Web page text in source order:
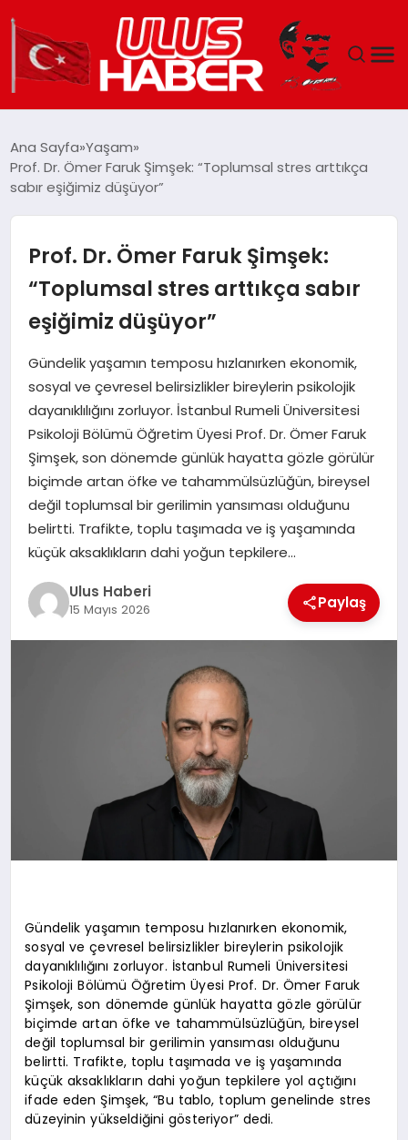
DÜNYA
TEKNOLOJI
EĞITIM
MAGAZIN
SPOR
YAŞAM
Ana Sayfa Yaşam
Prof. Dr. Ömer Faruk Şimşek: “Toplumsal stres arttıkça
sabır eşiğimiz düşüyor”
Prof. Dr. Ömer Faruk Şimşek:
“Toplumsal stres arttıkça sabır
eşiğimiz düşüyor”
Gündelik yaşamın temposu hızlanırken ekonomik,
sosyal ve çevresel belirsizlikler bireylerin psikolojik
dayanıklılığını zorluyor. İstanbul Rumeli Üniversitesi
Psikoloji Bölümü Öğretim Üyesi Prof. Dr. Ömer Faruk
Şimşek, son dönemde günlük hayatta gözle görülür
biçimde artan öfke ve tahammülsüzlüğün, bireysel
değil toplumsal bir gerilimin yansıması olduğunu
belirtti. Trafikte, toplu taşımada ve iş yaşamında
küçük aksaklıkların dahi yoğun tepkilere…
Ulus Haberi
15 Mayıs 2026 Paylaş
Gündelik yaşamın temposu hızlanırken ekonomik,
sosyal ve çevresel belirsizlikler bireylerin psikolojik
dayanıklılığını zorluyor. İstanbul Rumeli Üniversitesi
Psikoloji Bölümü Öğretim Üyesi Prof. Dr. Ömer Faruk
Şimşek, son dönemde günlük hayatta gözle görülür
biçimde artan öfke ve tahammülsüzlüğün, bireysel
değil toplumsal bir gerilimin yansıması olduğunu
belirtti. Trafikte, toplu taşımada ve iş yaşamında
küçük aksaklıkların dahi yoğun tepkilere yol açtığını
ifade eden Şimşek, “Bu tablo, toplum genelinde stres
düzeyinin yükseldiğini gösteriyor” dedi.